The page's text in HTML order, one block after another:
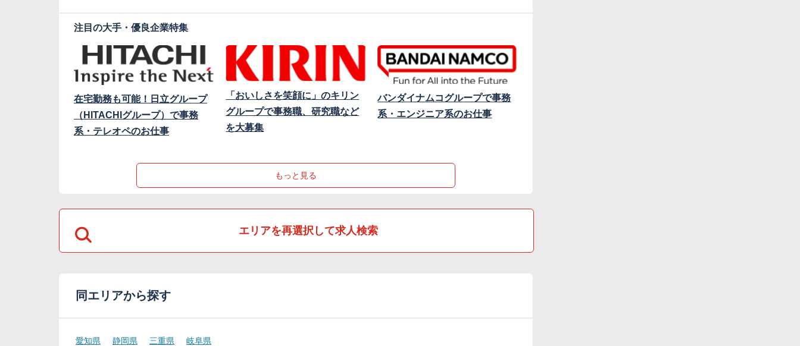
注目の大手・優良企業特集
在宅勤務も可能！日立グループ
（HITACHIグループ）で事務
系・テレオペのお仕事
「おいしさを笑顔に」のキリン
グループで事務職、研究職など
を大募集
バンダイナムコグループで事務
系・エンジニア系のお仕事
もっと見る
エリアを再選択して求人検索
同エリアから探す
愛知県 静岡県 三重県 岐阜県